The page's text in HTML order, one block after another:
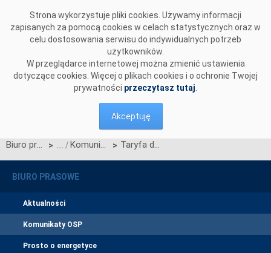
Strona wykorzystuje pliki cookies. Używamy informacji
zapisanych za pomocą cookies w celach statystycznych oraz w
celu dostosowania serwisu do indywidualnych potrzeb
użytkowników.
W przeglądarce internetowej można zmienić ustawienia
dotyczące cookies. Więcej o plikach cookies i o ochronie Twojej
prywatności przeczytasz tutaj
Akceptuję
Biuro prasowe > Komunikaty OSP > Taryfa dla energii elektrycznej na rok 2011
BIURO PRASOWE
Aktualności
Komunikaty OSP
Prosto o energetyce